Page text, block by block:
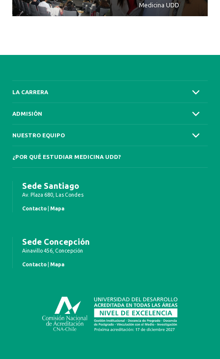
Medicina UDD
LA CARRERA
ADMISIÓN
NUESTRO EQUIPO
¿POR QUÉ ESTUDIAR MEDICINA UDD?
Sede Santiago
Av. Plaza 680, Las Condes
Contacto Mapa
Sede Concepción
Ainavillo 456, Concepción
Contacto Mapa